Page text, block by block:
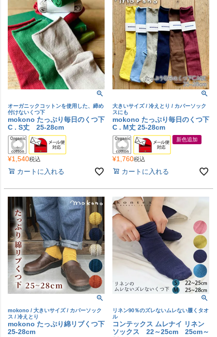
オーガニックコットンを使用した、締め
付けないくつ下
mokono たっぷり毎日のくつ下
C . S丈 25-28cm
¥1,540税込
カートに入れる
大きいサイズ / 冷えとり / カバーソック
スにも
mokono たっぷり毎日のくつ下
C . M丈 25-28cm
新色追加
¥1,760税込
カートに入れる
mokono / 大きいサイズ / カバーソック
ス / 冷えとり
mokono たっぷり綿リブくつ下
25-28cm
リネン90％のズレないムレない履くタオ
ル
コンテックス ムレナイ リネン
ソックス 22～25cm 25cm～